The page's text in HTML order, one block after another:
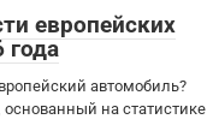
европейских
года
автомобиль?
основанный на статистике